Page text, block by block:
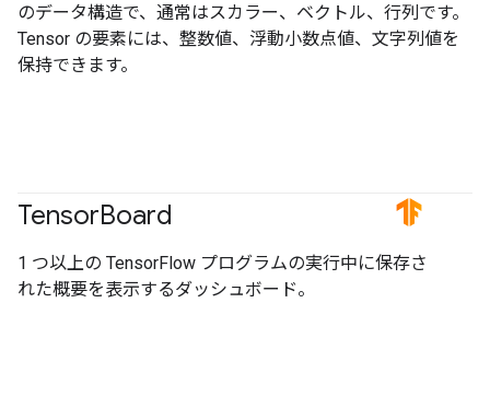
のデータ構造で、通常はスカラー、ベクトル、行列です。
Tensor の要素には、整数値、浮動小数点値、文字列値を
保持できます。
TensorBoard #TensorFlow
1 つ以上の TensorFlow プログラムの実行中に保存さ
れた概要を表示するダッシュボード。